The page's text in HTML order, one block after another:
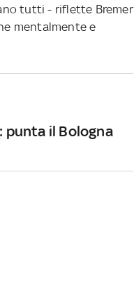
tutti - riflette Bremer
mentalmente e
punta il Bologna